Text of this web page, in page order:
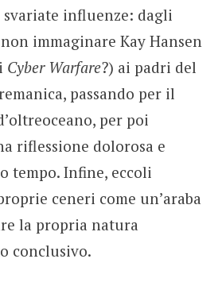
influenze: dagli
immaginare Kay Hansen
Cyber Warfare?) ai padri del
passando per il
per poi
riflessione dolorosa e
tempo. Infine, eccoli
ceneri come un’araba
la propria natura
conclusivo.